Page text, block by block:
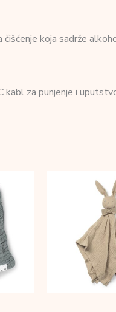
koja sadrže
kabl za punjenje i